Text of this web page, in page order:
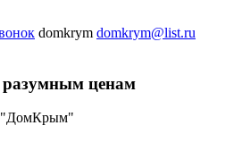
domkrym domkrym@list.ru
ценам
"ДомКрым"